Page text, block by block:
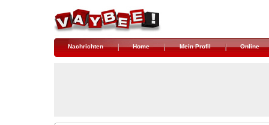
Nachrichten Home Mein Profil Online